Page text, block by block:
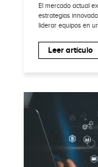
El mercado actual
estrategias
liderar equipos en
Leer artículo